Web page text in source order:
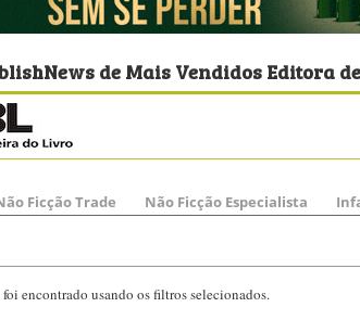
de Mais Vendidos Editora
Ficção Trade Não Ficção Especialista
encontrado usando os filtros selecionados.